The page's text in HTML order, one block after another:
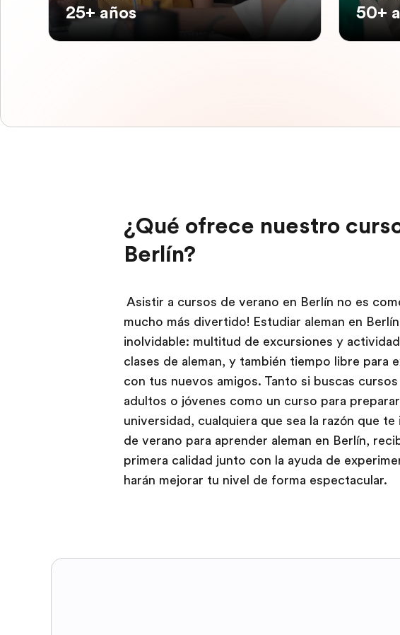
25+ años 50+
¿Qué ofrece nuestro
Berlín?
Asistir a cursos de verano en Berlín no es
mucho más divertido! Estudiar aleman en
inolvidable: multitud de excursiones y
clases de aleman, y también tiempo libre para
con tus nuevos amigos. Tanto si buscas
adultos o jóvenes como un curso para
universidad, cualquiera que sea la razón que
de verano para aprender aleman en Berlín,
primera calidad junto con la ayuda de
harán mejorar tu nivel de forma espectacular.